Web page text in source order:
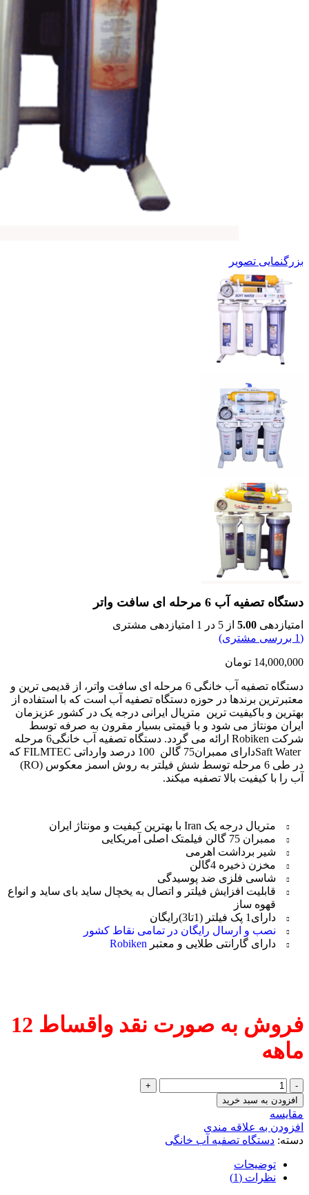
بزرگنمایی تصویر
دستگاه تصفیه آب 6 مرحله ای سافت واتر
امتیازدهی 5.00 از 5 در 1 امتیازدهی مشتری
(
1 بررسی مشتری)
14,000,000 تومان
دستگاه تصفیه آب خانگی 6 مرحله ای سافت واتر، از قدیمی ترین و
معتبرترین برندها در حوزه دستگاه تصفیه آب است که با استفاده از
بهترین و باکیفیت ترین متریال ایرانی درجه یک در کشور عزیزمان
ایران مونتاژ می شود و با قیمتی بسیار مقرون به صرفه توسط
شرکت Robiken ارائه می گردد. دستگاه تصفیه آب خانگی6 مرحله
Saft Waterدارای ممبران75 گالن 100 درصد وارداتی FILMTEC که
در طی 6 مرحله توسط شش فیلتر به روش اسمز معکوس (RO)
آب را با کیفیت بالا تصفیه میکند.
متریال درجه یک Iran با بهترین کیفیت و مونتاژ ایران
ممبران 75 گالن فیلمتک اصلی آمریکایی
شیر برداشت اهرمی
مخزن ذخیره 4گالن
شاسی فلزی ضد پوسیدگی
قابلیت افزایش فیلتر و اتصال به یخچال ساید بای ساید و انواع
قهوه ساز
دارای1 پک فیلتر (1تا3)رایگان
نصب و ارسال رایگان در تمامی نقاط کشور
دارای گارانتی طلایی و معتبر
فروش به صورت نقد واقساط 12
ماهه
دستگاه
تصفیه
آب
مرحله
سافت
واتر
افزودن به سبد خرید
مقایسه
افزودن به علاقه مندی
دسته: دستگاه تصفیه آب خانگی
توضیحات
نظرات (1)